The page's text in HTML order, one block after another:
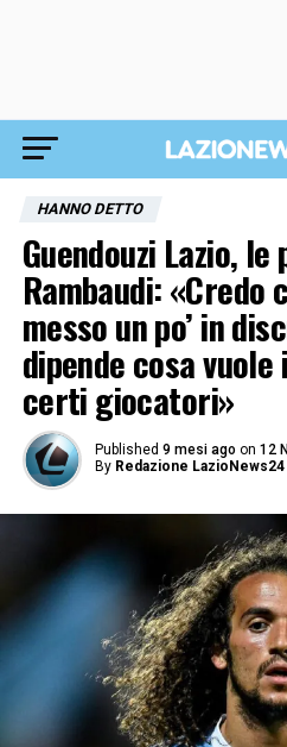
HANNO DETTO
Guendouzi Lazio,
Rambaudi: «Credo
messo un po’ in
dipende cosa
certi giocatori»
Published 9 mesi ago on 12
By Redazione LazioNews24